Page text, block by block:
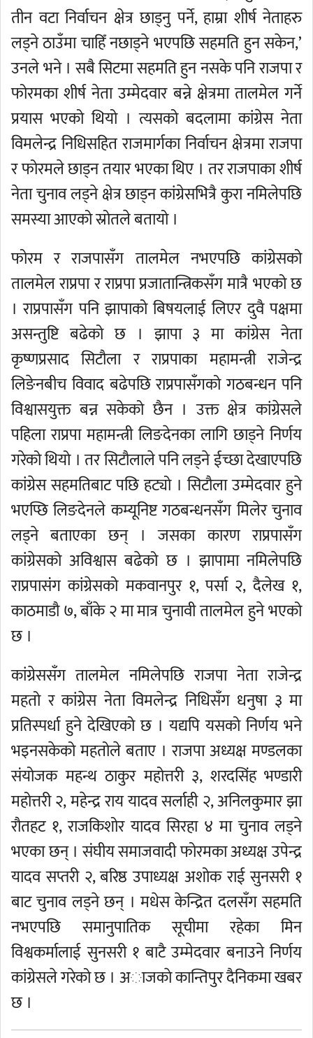
तीन वटा निर्वाचन क्षेत्र छाड्नु पर्ने, हाम्रा शीर्ष नेताहरु
लड्ने ठाउँमा चाहिँ नछाड्ने भएपछि सहमति हुन सकेन,’
उनले भने । सबै सिटमा सहमति हुन नसके पनि राजपा र
फोरमका शीर्ष नेता उम्मेदवार बन्ने क्षेत्रमा तालमेल गर्ने
प्रयास भएको थियो । त्यसको बदलामा कांग्रेस नेता
विमलेन्द्र निधिसहित राजमार्गका निर्वाचन क्षेत्रमा राजपा
र फोरमले छाड्न तयार भएका थिए । तर राजपाका शीर्ष
नेता चुनाव लड्ने क्षेत्र छाड्न कांग्रेसभित्रै कुरा नमिलेपछि
समस्या आएको स्रोतले बतायो ।
फोरम र राजपासँग तालमेल नभएपछि कांग्रेसको
तालमेल राप्रपा र राप्रपा प्रजातान्त्रिकसँग मात्रै भएको छ
। राप्रपासँग पनि झापाको बिषयलाई लिएर दुवै पक्षमा
असन्तुष्टि बढेको छ । झापा ३ मा कांग्रेस नेता
कृष्णप्रसाद सिटौला र राप्रपाका महामन्त्री राजेन्द्र
लिङेनबीच विवाद बढेपछि राप्रपासँगको गठबन्धन पनि
विश्वासयुक्त बन्न सकेको छैन । उक्त क्षेत्र कांग्रेसले
पहिला राप्रपा महामन्त्री लिङदेनका लागि छाड्ने निर्णय
गरेको थियो । तर सिटौलाले पनि लड्ने ईच्छा देखाएपछि
कांग्रेस सहमतिबाट पछि हट्यो । सिटौला उम्मेदवार हुने
भएप्छि लिङदेनले कम्यूनिष्ट गठबन्धनसँग मिलेर चुनाव
लड्ने बताएका छन् । जसका कारण राप्रपासँग
कांग्रेसको अविश्वास बढेको छ । झापामा नमिलेपछि
राप्रपासंग कांग्रेसको मकवानपुर १, पर्सा २, दैलेख १,
काठमाडौ ७, बाँके २ मा मात्र चुनावी तालमेल हुने भएको
छ ।
कांग्रेससँग तालमेल नमिलेपछि राजपा नेता राजेन्द्र
महतो र कांग्रेस नेता विमलेन्द्र निधिसँग धनुषा ३ मा
प्रतिस्पर्धा हुने देखिएको छ । यद्यपि यसको निर्णय भने
भइनसकेको महतोले बताए । राजपा अध्यक्ष मण्डलका
संयोजक महन्थ ठाकुर महोत्तरी ३, शरदसिंह भण्डारी
महोत्तरी २, महेन्द्र राय यादव सर्लाही २, अनिलकुमार झा
रौतहट १, राजकिशोर यादव सिरहा ४ मा चुनाव लड्ने
भएका छन् । संघीय समाजवादी फोरमका अध्यक्ष उपेन्द्र
यादव सप्तरी २, बरिष्ठ उपाध्यक्ष अशोक राई सुनसरी १
बाट चुनाव लड्ने छन् । मधेस केन्द्रित दलसँग सहमति
नभएपछि समानुपातिक सूचीमा रहेका मिन
विश्वकर्मालाई सुनसरी १ बाटै उम्मेदवार बनाउने निर्णय
कांग्रेसले गरेको छ । अाजकाे कान्तिपुर दैनिकमा खबर
छ ।